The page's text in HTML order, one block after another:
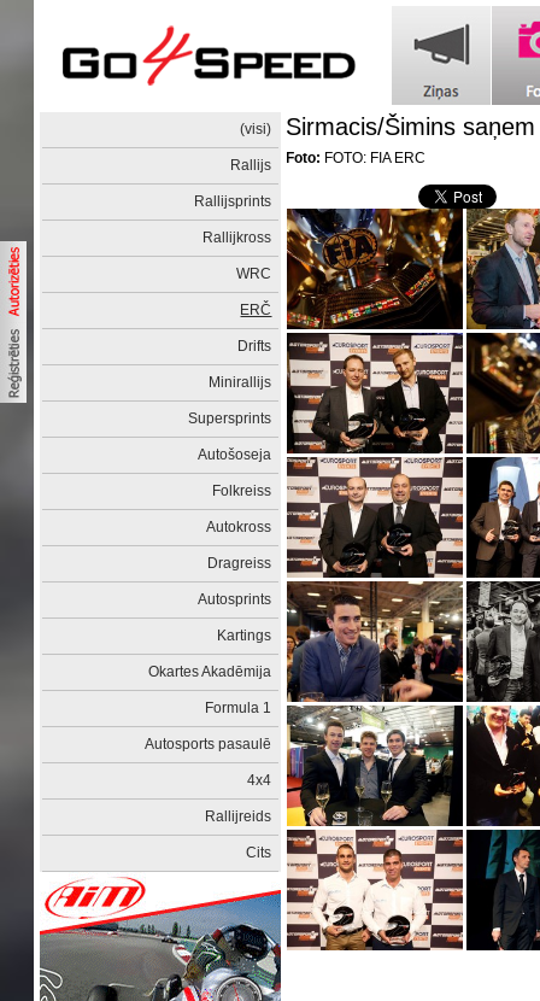
(visi)
Rallijs
Rallijsprints
Rallijkross
WRC
ERČ
Drifts
Minirallijs
Supersprints
Autošoseja
Folkreiss
Autokross
Dragreiss
Autosprints
Kartings
Okartes Akadēmija
Formula 1
Autosports pasaulē
4x4
Rallijreids
Cits
Sirmacis/Šimins
Foto: FOTO: FIA ERC